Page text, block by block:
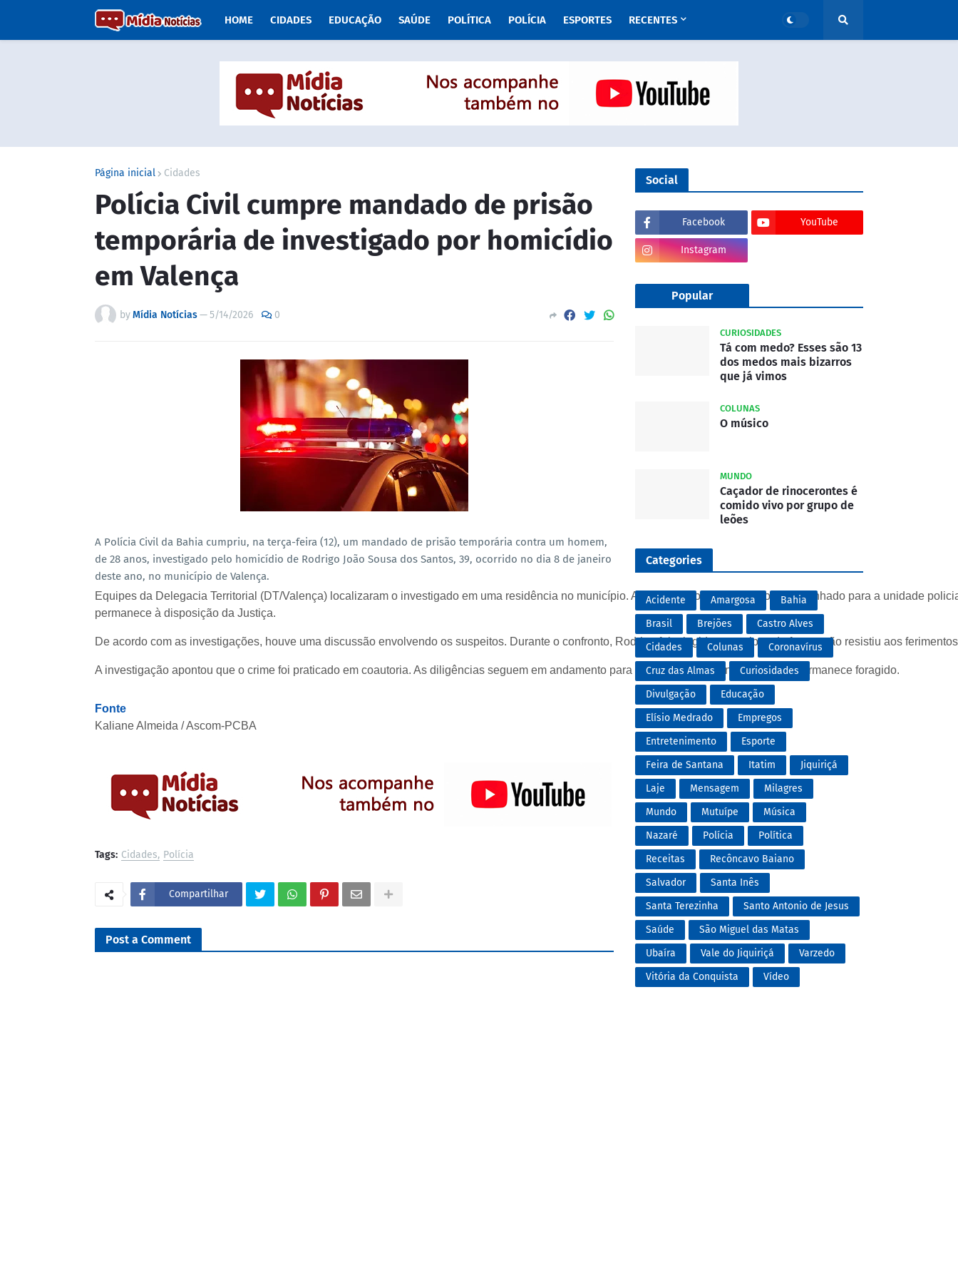
HOME CIDADES EDUCAÇÃO SAÚDE POLÍTICA POLÍCIA ESPORTES RECENTES
Página inicial Cidades
Polícia Civil cumpre mandado de prisão
temporária de investigado por homicídio
em Valença
byMídia Notícias—5/14/2026 0
A Polícia Civil da Bahia cumpriu, na terça-feira (12), um mandado de prisão temporária contra um homem,
de 28 anos, investigado pelo homicídio de Rodrigo João Sousa dos Santos, 39, ocorrido no dia 8 de janeiro
deste ano, no município de Valença.
Equipes da Delegacia Territorial (DT/Valença) localizaram o investigado em uma residência no município. Após a prisão, o suspeito foi encaminhado para a unidade
permanece à disposição da Justiça.
De acordo com as investigações, houve uma discussão envolvendo os suspeitos. Durante o confronto, Rodrigo foi atingido por golpes de faca e não resistiu aos
A investigação apontou que o crime foi praticado em coautoria. As diligências seguem em andamento para localizar o outro envolvido, que permanece foragido.
Fonte
Kaliane Almeida / Ascom-PCBA
Tags: Cidades Polícia
Compartilhar
Post a Comment
Social
Facebook YouTube
Instagram
Popular
CURIOSIDADES
Tá com medo? Esses são 13
dos medos mais bizarros
que já vimos
COLUNAS
O músico
MUNDO
Caçador de rinocerontes é
comido vivo por grupo de
leões
Categories
Acidente Amargosa
Bahia
Brasil
Brejões
Castro Alves
Cidades
Colunas
Coronavírus
Cruz das Almas
Curiosidades
Divulgação
Educação
Elísio Medrado
Empregos
Entretenimento
Esporte
Feira de Santana
Itatim
Jiquiriçá
Laje
Mensagem
Milagres
Mundo
Mutuípe
Música
Nazaré
Polícia
Política
Receitas
Recôncavo Baiano
Salvador
Santa Inês
Santa Terezinha
Santo Antonio de Jesus
Saúde
São Miguel das Matas
Ubaíra
Vale do Jiquiriçá
Varzedo
Vitória da Conquista
Vídeo